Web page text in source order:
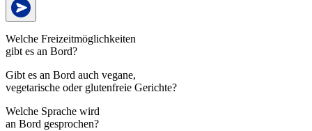
Welche Freizeitmöglichkeiten
gibt es an Bord?
Gibt es an Bord auch vegane,
vegetarische oder glutenfreie Gerichte?
Welche Sprache wird
an Bord gesprochen?